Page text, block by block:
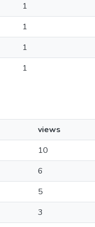
1
1
1
1
views
10
6
5
3